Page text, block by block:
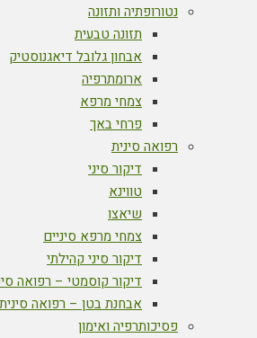
נטורופתיה ותזונה
תזונה טבעית
אבחון גלובל דיאגנוסטיק
ארומתרפיה
צמחי מרפא
פרחי באך
רפואה סינית
דיקור סיני
טווינא
שיאצו
צמחי מרפא סיניים
דיקור סיני קהילתי
דיקור קוסמטי – רפואה
אבחנת בטן – רפואה סינית
פסיכותרפיה ואימון